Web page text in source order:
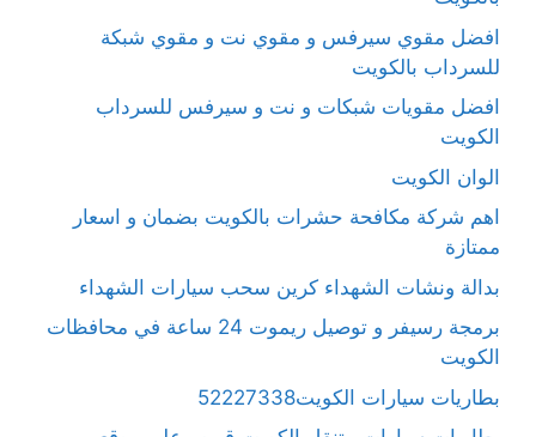
افضل مقوي سيرفس و مقوي نت و مقوي شبكة
للسرداب بالكويت
افضل مقويات شبكات و نت و سيرفس للسرداب
الكويت
الوان الكويت
اهم شركة مكافحة حشرات بالكويت بضمان و اسعار
ممتازة
بدالة ونشات الشهداء كرين سحب سيارات الشهداء
برمجة رسيفر و توصيل ريموت 24 ساعة في محافظات
الكويت
بطاريات سيارات الكويت52227338